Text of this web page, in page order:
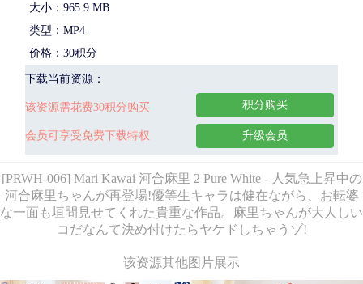
大小：965.9 MB
类型：MP4
价格：30积分
下载当前资源：
该资源需花费30积分购买
会员可享受免费下载特权
积分购买
升级会员
[PRWH-006] Mari Kawai 河合麻里 2 Pure White - 人気急上昇中の
河合麻里ちゃんが再登場!優等生キャラは健在ながら、お転婆
な一面も垣間見せてくれた貴重な作品。麻里ちゃんが大人しい
コだなんて決め付けたらヤケドしちゃうゾ!
该资源其他图片展示